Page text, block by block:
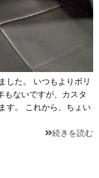
した。 いつもよりボリ
もないですが、カスタ
す。 これから、ちょい
続きを読む